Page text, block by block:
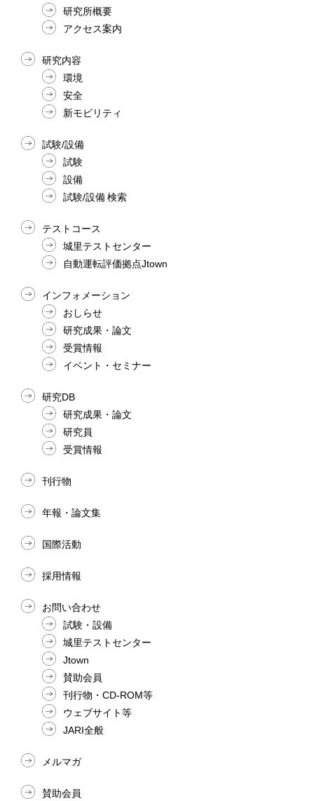
研究所概要
アクセス案内
研究内容
環境
安全
新モビリティ
試験/設備
試験
設備
試験/設備 検索
テストコース
城里テストセンター
自動運転評価拠点Jtown
インフォメーション
おしらせ
研究成果・論文
受賞情報
イベント・セミナー
研究DB
研究成果・論文
研究員
受賞情報
刊行物
年報・論文集
国際活動
採用情報
お問い合わせ
試験・設備
城里テストセンター
Jtown
賛助会員
刊行物・CD-ROM等
ウェブサイト等
JARI全般
メルマガ
賛助会員